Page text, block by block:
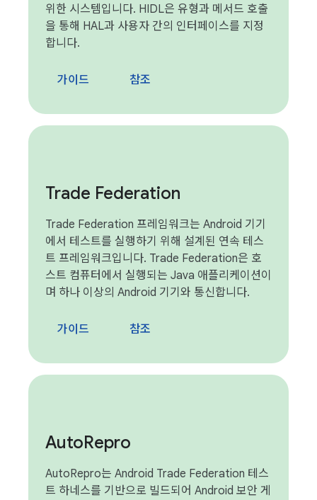
위한 시스템입니다. HIDL은 유형과 메서드 호출
을 통해 HAL과 사용자 간의 인터페이스를 지정
합니다.
가이드 참조
Trade Federation
Trade Federation 프레임워크는 Android 기기
에서 테스트를 실행하기 위해 설계된 연속 테스
트 프레임워크입니다. Trade Federation은 호
스트 컴퓨터에서 실행되는 Java 애플리케이션이
며 하나 이상의 Android 기기와 통신합니다.
가이드 참조
AutoRepro
AutoRepro는 Android Trade Federation 테스
트 하네스를 기반으로 빌드되어 Android 보안 게